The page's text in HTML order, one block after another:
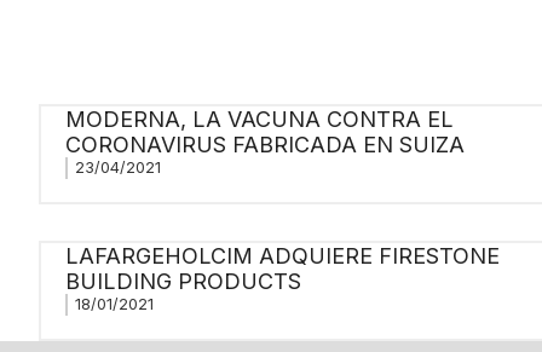
MODERNA, LA VACUNA CONTRA EL
CORONAVIRUS FABRICADA EN SUIZA
23/04/2021
LAFARGEHOLCIM ADQUIERE FIRESTONE
BUILDING PRODUCTS
18/01/2021